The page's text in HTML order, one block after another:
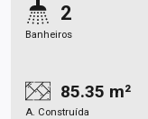
2
Banheiros
85.35 m²
A. Construída